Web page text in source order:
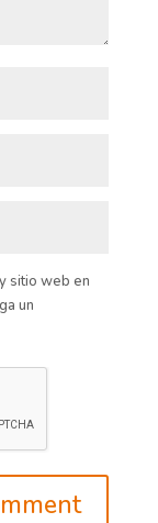
sitio web en
un